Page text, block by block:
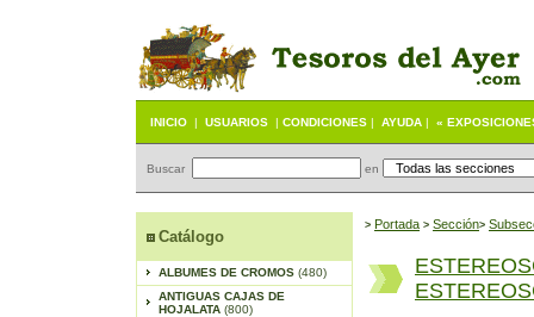
INICIO | USUARIOS | CONDICIONES | AYUDA | «
Buscar en
Catálogo
ALBUMES DE CROMOS (480)
ANTIGUAS CAJAS DE
HOJALATA (800)
> Portada > Sección>